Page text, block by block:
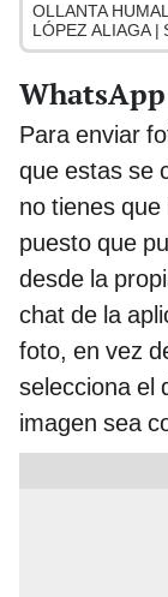
OLLANTA
LÓPEZ ALIAGA |
WhatsApp
Para enviar
que estas se
no tienes
puesto que
desde la
chat de la
foto, en vez
selecciona el
imagen sea